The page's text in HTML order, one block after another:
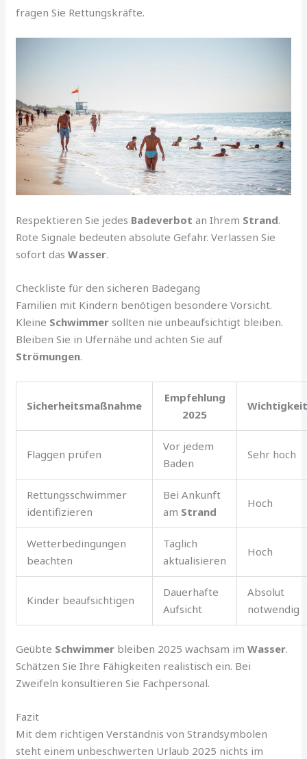
fragen Sie Rettungskräfte.
Respektieren Sie jedes Badeverbot an Ihrem Strand.
Rote Signale bedeuten absolute Gefahr. Verlassen Sie
sofort dasWasser.
Checkliste für den sicheren Badegang
Familien mit Kindern benötigen besondere Vorsicht.
Kleine Schwimmer sollten nie unbeaufsichtigt bleiben.
Bleiben Sie in Ufernähe und achten Sie auf
Strömungen.
Sicherheitsmaßnahme
Empfehlung
2025
Flaggen prüfen
Vor jedem
Baden
Sehr hoch
Rettungsschwimmer
identifizieren
Bei Ankunft
am Strand
Hoch
Wetterbedingungen
beachten
Täglich
aktualisieren
Hoch
Kinder beaufsichtigen
Dauerhafte
Aufsicht
Absolut
notwendig
Geübte Schwimmer bleiben 2025 wachsam imWasser.
Schätzen Sie Ihre Fähigkeiten realistisch ein. Bei
Zweifeln konsultieren Sie Fachpersonal.
Fazit
Mit dem richtigen Verständnis von Strandsymbolen
steht einem unbeschwerten Urlaub 2025 nichts im